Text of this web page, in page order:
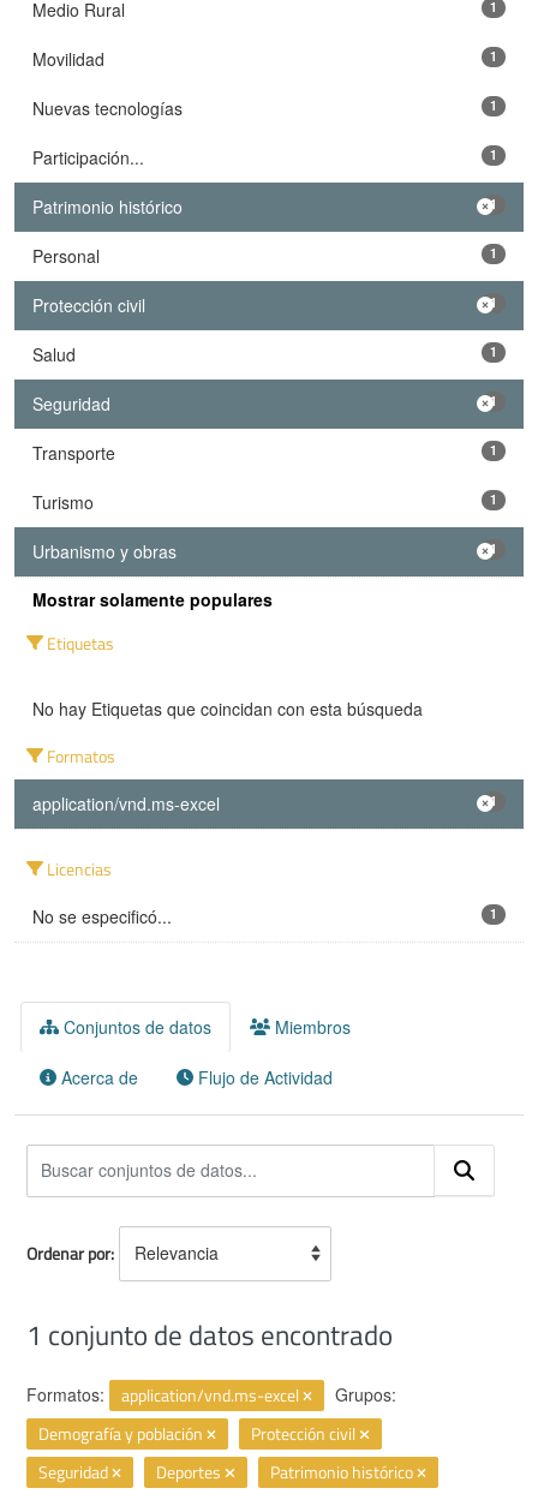
Medio Rural 1
Movilidad 1
Nuevas tecnologías 1
Participación... 1
Patrimonio histórico 1
Personal 1
Protección civil 1
Salud 1
Seguridad 1
Transporte 1
Turismo 1
Urbanismo y obras 1
Mostrar solamente populares
Etiquetas
No hay Etiquetas que coincidan con esta búsqueda
Formatos
application/vnd.ms-excel 1
Licencias
No se especificó... 1
Conjuntos de datos Miembros
Acerca de Flujo de Actividad
Ordenar por
1 conjunto de datos encontrado
Formatos: application/vnd.ms-excel Grupos:
Demografía y población
Protección civil
Seguridad
Deportes
Patrimonio histórico